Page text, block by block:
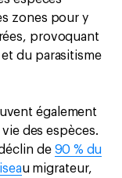
zones pour y
provoquant
du parasitisme
également
des espèces.
de 90 % du
u migrateur,